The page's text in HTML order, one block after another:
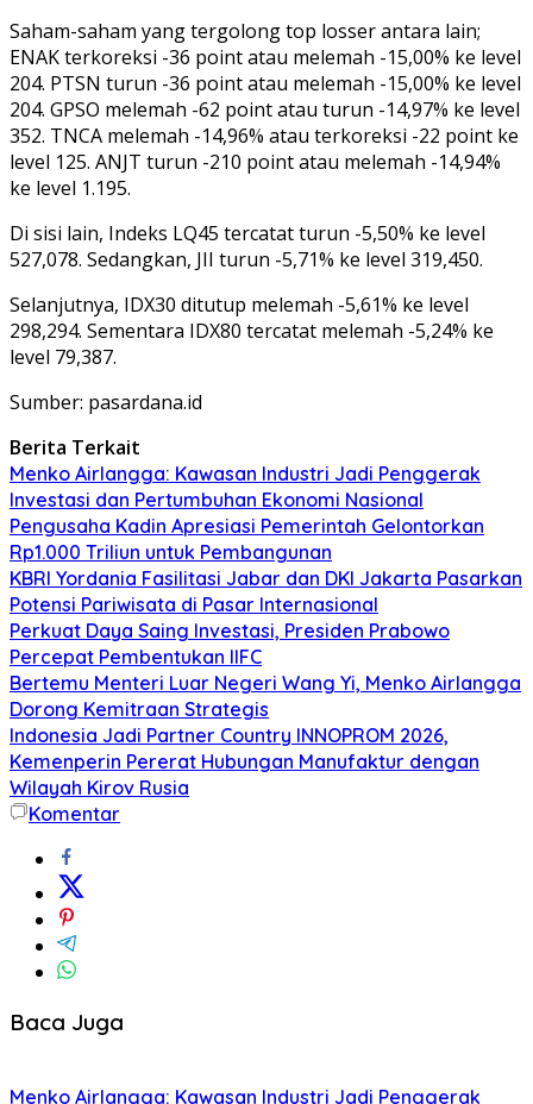
Saham-saham yang tergolong top losser antara lain;
ENAK terkoreksi -36 point atau melemah -15,00% ke level
204. PTSN turun -36 point atau melemah -15,00% ke level
204. GPSO melemah -62 point atau turun -14,97% ke level
352. TNCA melemah -14,96% atau terkoreksi -22 point ke
level 125. ANJT turun -210 point atau melemah -14,94%
ke level 1.195.
Di sisi lain, Indeks LQ45 tercatat turun -5,50% ke level
527,078. Sedangkan, JII turun -5,71% ke level 319,450.
Selanjutnya, IDX30 ditutup melemah -5,61% ke level
298,294. Sementara IDX80 tercatat melemah -5,24% ke
level 79,387.
Sumber: pasardana.id
Berita Terkait
Menko Airlangga: Kawasan Industri Jadi Penggerak
Investasi dan Pertumbuhan Ekonomi Nasional
Pengusaha Kadin Apresiasi Pemerintah Gelontorkan
Rp1.000 Triliun untuk Pembangunan
KBRI Yordania Fasilitasi Jabar dan DKI Jakarta Pasarkan
Potensi Pariwisata di Pasar Internasional
Perkuat Daya Saing Investasi, Presiden Prabowo
Percepat Pembentukan IIFC
Bertemu Menteri Luar Negeri Wang Yi, Menko Airlangga
Dorong Kemitraan Strategis
Indonesia Jadi Partner Country INNOPROM 2026,
Kemenperin Pererat Hubungan Manufaktur dengan
Wilayah Kirov Rusia
Komentar
Baca Juga
Menko Airlangga: Kawasan Industri Jadi Penggerak